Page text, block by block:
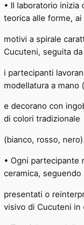
• Il laboratorio inizia
teorica alle forme, ai
motivi a spirale
Cucuteni, seguita
i partecipanti
modellatura a mano
e decorano con
di colori tradizionale
(bianco, rosso,
• Ogni partecipante
ceramica,
presentati o
visivo di Cucuteni in